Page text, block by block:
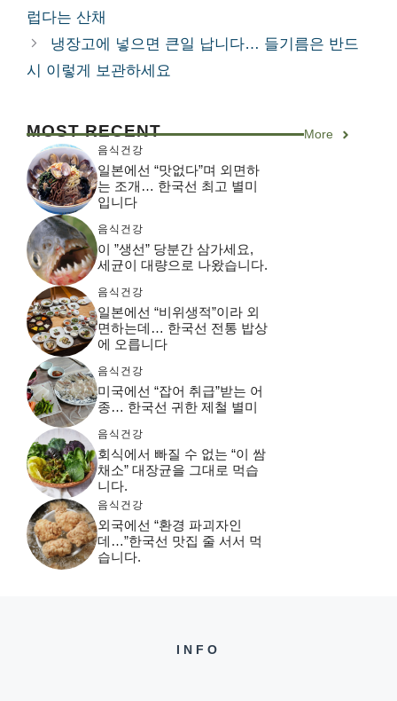
리
럽다는 산채
냉장고에 넣으면 큰일 납니다… 들기름은 반드
시 이렇게 보관하세요
MOST RECENT More
음식건강
일본에선 “맛없다”며 외면하
는 조개… 한국선 최고 별미
입니다
음식건강
이 ”생선” 당분간 삼가세요,
세균이 대량으로 나왔습니다.
음식건강
일본에선 “비위생적”이라 외
면하는데… 한국선 전통 밥상
에 오릅니다
음식건강
미국에선 “잡어 취급”받는 어
종… 한국선 귀한 제철 별미
음식건강
회식에서 빠질 수 없는 “이 쌈
채소” 대장균을 그대로 먹습
니다.
음식건강
외국에선 “환경 파괴자인
데…”한국선 맛집 줄 서서 먹
습니다.
INFO